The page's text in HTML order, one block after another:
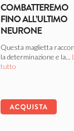
COMBATTEREMO
FINO ALL’ULTIMO
NEURONE
Questa maglietta
la determinazione e la...
tutto
ACQUISTA